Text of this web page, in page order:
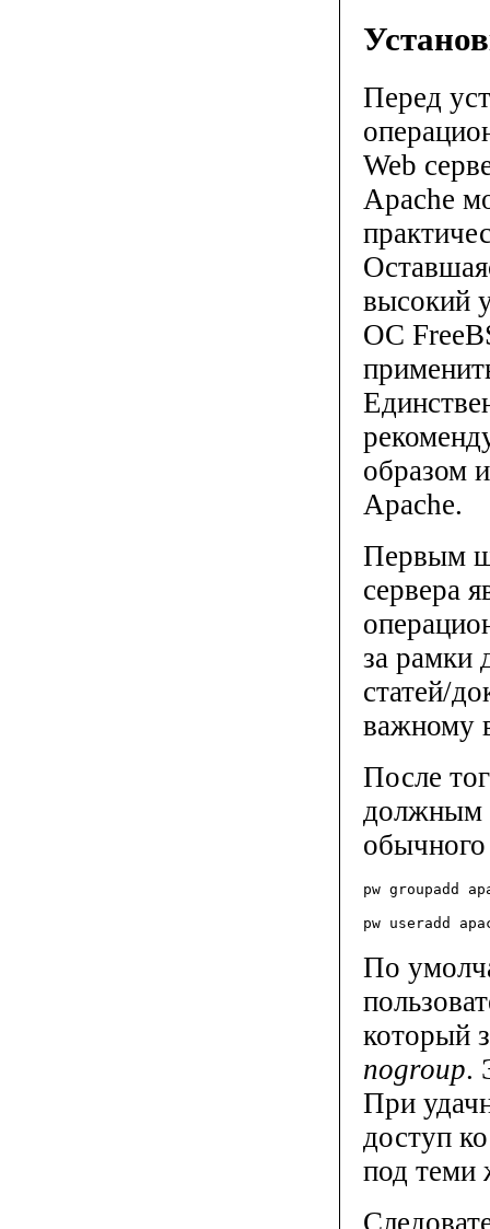
Перед
Web
Apache
высокий
ОС
образом
Apache.
Первым
сервера
за рамки
статей/
важному
После
должным
pw groupadd
pw useradd
По
который
nogroup.
При
доступ
под